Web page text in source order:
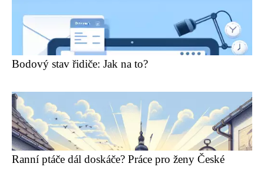
Bodový stav řidiče: Jak na to?
Ranní ptáče dál doskáče? Práce pro ženy České